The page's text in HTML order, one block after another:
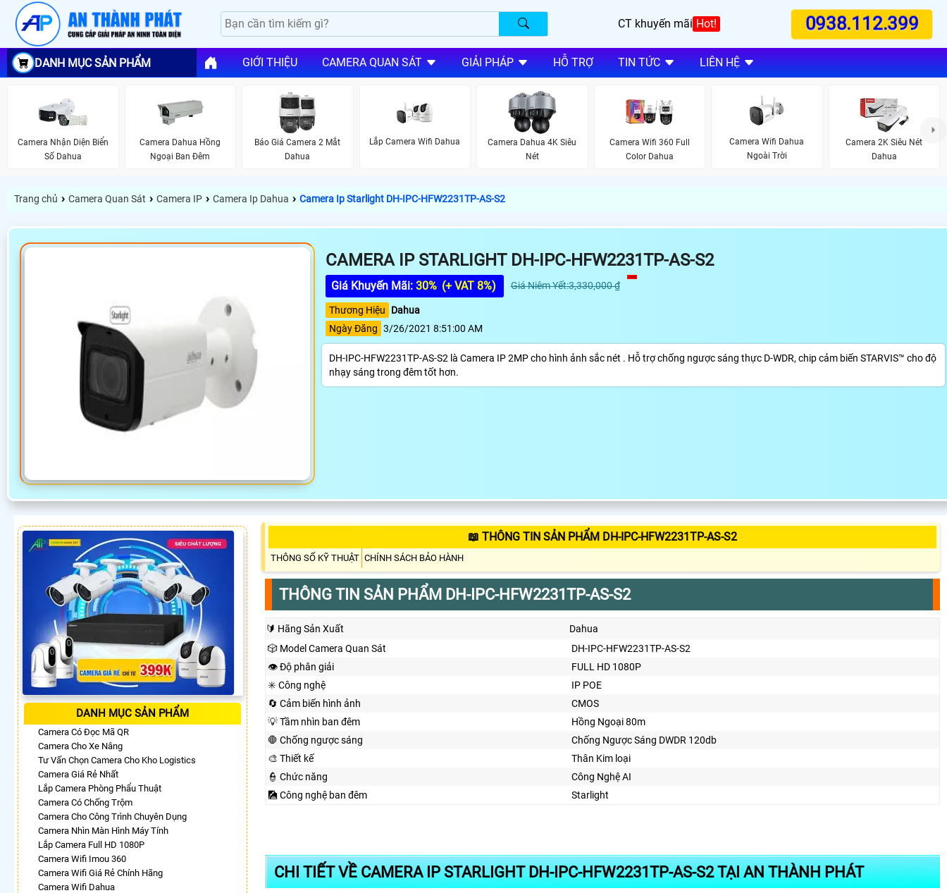
CT khuyến mãi Hot! 0938.112.399
DANH MỤC SẢN PHẨM GIỚI THIỆU CAMERA QUAN SÁT GIẢI PHÁP HỖ TRỢ TIN TỨC LIÊN HỆ
Camera Nhận Diện Biển
Số Dahua
Camera Dahua Hồng
Ngoại Ban Đêm
Báo Giá Camera 2 Mắt
Dahua
Lắp Camera Wifi Dahua
Camera Dahua 4K Siêu
Nét
Camera Wifi 360 Full
Color Dahua
Camera Wifi Dahua
Ngoài Trời
Camera 2K Siêu Nét
Dahua
Trang chủ › Camera Quan Sát › Camera IP › Camera Ip Dahua › Camera Ip Starlight DH-IPC-HFW2231TP-AS-S2
CAMERA IP STARLIGHT DH-IPC-HFW2231TP-AS-S2
Giá Khuyến Mãi: 30% (+ VAT 8%) Giá Niêm Yết:3,330,000 ₫
Thương Hiệu
Dahua
Ngày Đăng 3/26/2021 8:51:00 AM
DH-IPC-HFW2231TP-AS-S2 là Camera IP 2MP cho hình ảnh sắc nét . Hỗ trợ chống ngược sáng thực D-WDR, chip cảm biến STARVIS™ cho độ
nhạy sáng trong đêm tốt hơn.
DANH MỤC SẢN PHẨM
Camera Có Đọc Mã QR
Camera Cho Xe Nâng
Tư Vấn Chọn Camera Cho Kho Logistics
Camera Giá Rẻ Nhất
Lắp Camera Phòng Phẩu Thuật
Camera Có Chống Trộm
Camera Cho Công Trình Chuyên Dụng
Camera Nhìn Màn Hình Máy Tính
Lắp Camera Full HD 1080P
Camera Wifi Imou 360
Camera Wifi Giá Rẻ Chính Hãng
Camera Wifi Dahua
📖 THÔNG TIN SẢN PHẨM DH-IPC-HFW2231TP-AS-S2
THÔNG SỐ KỸ THUẬT CHÍNH SÁCH BẢO HÀNH
THÔNG TIN SẢN PHẨM DH-IPC-HFW2231TP-AS-S2
🔰 Hãng Sản Xuất
Dahua
🎲 Model Camera Quan Sát
DH-IPC-HFW2231TP-AS-S2
👁 Độ phân giải
FULL HD 1080P
✳️ Công nghệ
IP POE
🔄 Cảm biến hình ảnh
CMOS
💡 Tầm nhìn ban đêm
Hồng Ngoại 80m
🛑 Chống ngược sáng
Chống Ngược Sáng DWDR 120db
🎨 Thiết kế
Thân Kim loại
👮 Chức năng
Công Nghệ AI
🎑 Công nghệ ban đêm
Starlight
CHI TIẾT VỀ CAMERA IP STARLIGHT DH-IPC-HFW2231TP-AS-S2 TẠI AN THÀNH PHÁT